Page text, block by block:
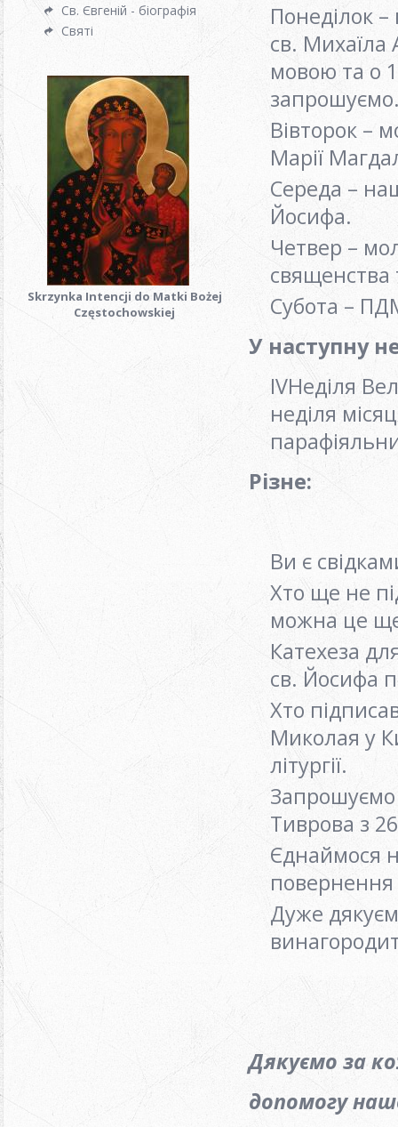
Св. Євгеній - біографія
Святі
Skrzynka Intencji do Matki Bożej
Częstochowskiej
Понеділок
св.
мовою та о
Вівторок –
Марії
Середа –
Йосифа.
Четвер –
Субота –
У наступну
ІVНеділя
неділя
Різне:
Ви є
Хто ще не
можна це
Катехеза
св. Йосифа
Хто
Миколая у
літургії.
Запрошуємо
Тиврова з
Єднаймося
повернення
Дуже
Дякуємо за
допомогу